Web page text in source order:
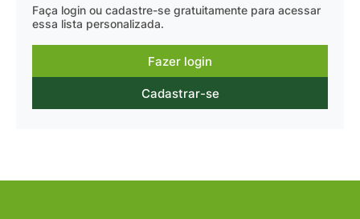
Faça login ou cadastre-se gratuitamente para acessar
essa lista personalizada.
Fazer login
Cadastrar-se